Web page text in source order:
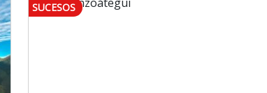
SUCESOS